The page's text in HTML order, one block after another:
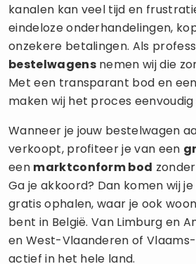
kanalen kan veel tijd en
eindeloze onderhandelingen,
onzekere betalingen. Als
bestelwagensnemen wij die
Met een transparant bod en
maken wij het proces
Wanneer je jouw bestelwagen
verkoopt, profiteer je van een
een marktconform bod
Ga je akkoord? Dan komen wij
gratis ophalen, waar je ook
bent in België. Van Limburg en
en West-Vlaanderen of
actief in het hele land.